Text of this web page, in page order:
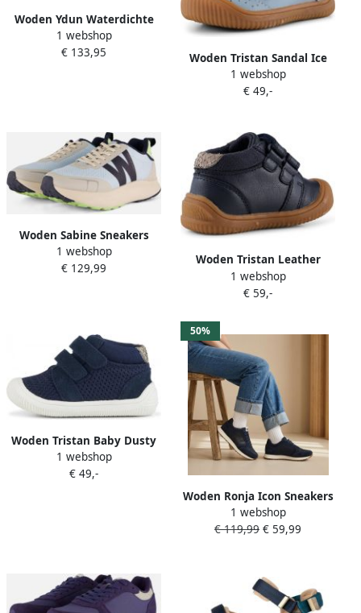
Woden Ydun Waterdichte
Sneakers Gray Dames
1 webshop
€ 133,95
Woden Tristan Sandal Ice
Blue Blauw Dames
1 webshop
€ 49,-
Woden Sabine Sneakers
blauw Mesh Suède
1 webshop
€ 129,99
Woden Tristan Leather
Sneakers Navy Blauw Heren
1 webshop
€ 59,-
Woden Tristan Baby Dusty
Olive Groen Heren
1 webshop
€ 49,-
50%
Woden Ronja Icon Sneakers
blauw Suede Dames
1 webshop
€ 119,99 € 59,99